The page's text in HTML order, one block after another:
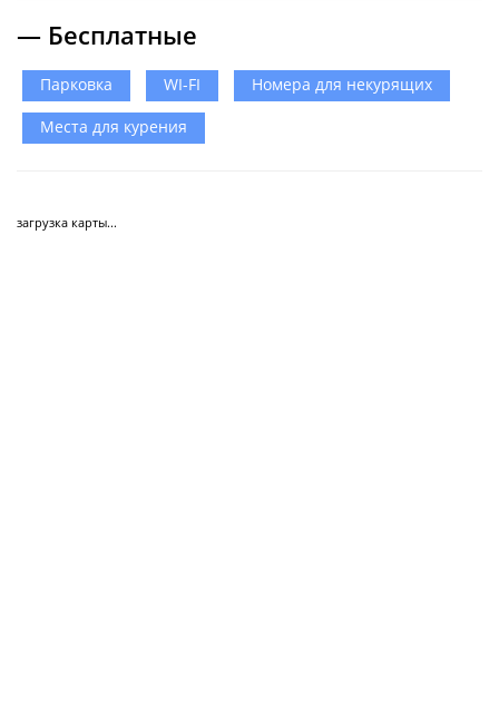
— Бесплатные
Парковка WI-FI
Номера для некурящих
Места для курения
загрузка карты...